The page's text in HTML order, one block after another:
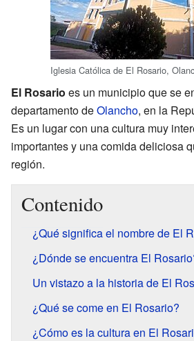
Iglesia Católica de El Rosario,
El Rosario es un municipio que se
departamento deOlancho, en la
Es un lugar con una cultura muy
importantes y una comida deliciosa
región.
Contenido
¿Qué significa el nombre de El
¿Dónde se encuentra El
Un vistazo a la historia de El
¿Qué se come en El Rosario?
¿Cómo es la cultura en El